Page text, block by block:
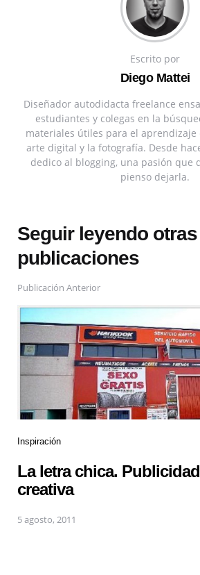
Escrito por
Diego Mattei
Diseñador autodidacta freelance
estudiantes y colegas en la
materiales útiles para el
arte digital y la fotografía. Desde
dedico al blogging, una pasión que
pienso dejarla.
Seguir leyendo otras
publicaciones
Publicación Anterior
Inspiración
La letra chica.
creativa
5 agosto, 2011